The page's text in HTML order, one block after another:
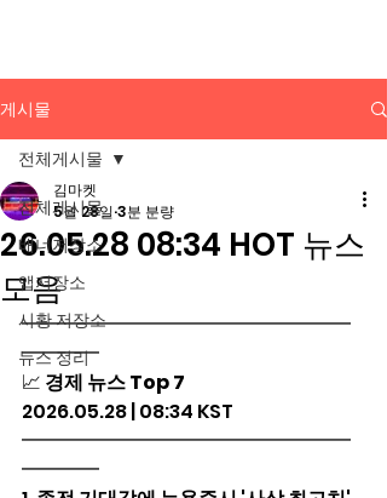
게시물
전체게시물
배너저장소
앱저장소
시황 저장소
뉴스 정리
전체게시물
26.05.28 08:34 HOT 뉴스
모음
김마켓
5월 28일 3분 분량
━━━━━━━━━━━━━━━━━
━━━━
📈 경제 뉴스 Top 7
2026.05.28 | 08:34 KST
━━━━━━━━━━━━━━━━━
━━━━